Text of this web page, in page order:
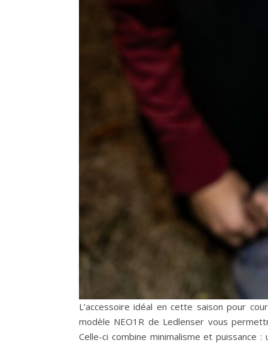
L’accessoire idéal en cette saison pour
modèle NEO1R de Ledlenser vous
Celle-ci combine minimalisme et puissance